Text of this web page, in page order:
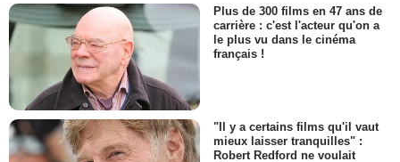
Plus de 300 films en 47 ans de
carrière : c'est l'acteur qu'on a
le plus vu dans le cinéma
français !
"Il y a certains films qu'il vaut
mieux laisser tranquilles" :
Robert Redford ne voulait